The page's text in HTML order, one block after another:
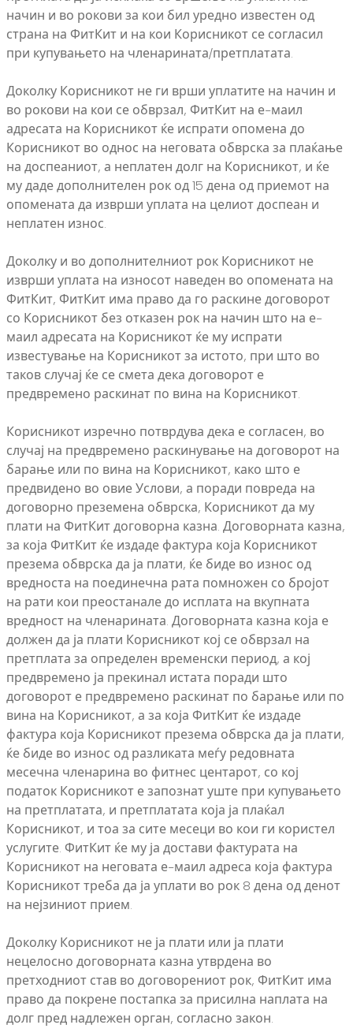
начин и во рокови за кои бил уредно известен од
страна на ФитКит и на кои Корисникот се согласил
при купувањето на членарината/претплатата.
Доколку Корисникот не ги врши уплатите на начин и
во рокови на кои се обврзал, ФитКит на е-маил
адресата на Корисникот ќе испрати опомена до
Корисникот во однос на неговата обврска за плаќање
на доспеаниот, а неплатен долг на Корисникот, и ќе
му даде дополнителен рок од 15 дена од приемот на
опомената да изврши уплата на целиот доспеан и
неплатен износ.
Доколку и во дополнителниот рок Корисникот не
изврши уплата на износот наведен во опомената на
ФитКит, ФитКит има право да го раскине договорот
со Корисникот без отказен рок на начин што на е-
маил адресата на Корисникот ќе му испрати
известување на Корисникот за истото, при што во
таков случај ќе се смета дека договорот е
предвремено раскинат по вина на Корисникот.
Корисникот изречно потврдува дека е согласен, во
случај на предвремено раскинување на договорот на
барање или по вина на Корисникот, како што е
предвидено во овие Услови, а поради повреда на
договорно преземена обврска, Корисникот да му
плати на ФитКит договорна казна. Договорната казна,
за која ФитКит ќе издаде фактура која Корисникот
презема обврска да ја плати, ќе биде во износ од
вредноста на поединечна рата помножен со бројот
на рати кои преостанале до исплата на вкупната
вредност на членарината. Договорната казна која е
должен да ја плати Корисникот кој се обврзал на
претплата за определен временски период, а кој
предвремено ја прекинал истата поради што
договорот е предвремено раскинат по барање или по
вина на Корисникот, а за која ФитКит ќе издаде
фактура која Корисникот презема обврска да ја плати,
ќе биде во износ од разликата меѓу редовната
месечна членарина во фитнес центарот, со кој
податок Корисникот е запознат уште при купувањето
на претплатата, и претплатата која ја плаќал
Корисникот, и тоа за сите месеци во кои ги користел
услугите. ФитКит ќе му ја достави фактурата на
Корисникот на неговата е-маил адреса која фактура
Корисникот треба да ја уплати во рок 8 дена од денот
на нејзиниот прием.
Доколку Корисникот не ја плати или ја плати
нецелосно договорната казна утврдена во
претходниот став во договорениот рок, ФитКит има
право да покрене постапка за присилна наплата на
долг пред надлежен орган, согласно закон.